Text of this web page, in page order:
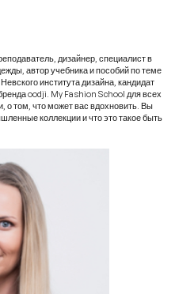
дизайнер, специалист в
автор учебника и пособий по теме
института дизайна, кандидат
oodji. My Fashion School для всех
о том, что может вас вдохновить. Вы
коллекции и что это такое быть